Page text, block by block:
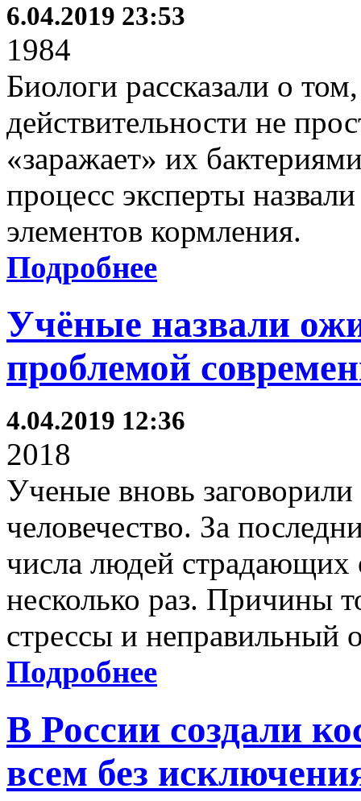
6.04.2019 23:53
1984
Биологи рассказали о
действительности не
«заражает» их
процесс эксперты
элементов кормления.
Подробнее
Учёные назвали
проблемой
4.04.2019 12:36
2018
Ученые вновь
человечество. За
числа людей страдающих
несколько раз. Причины
стрессы и неправильный
Подробнее
В России создали
всем без